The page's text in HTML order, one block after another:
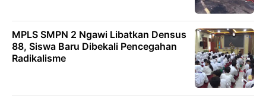
MPLS SMPN 2 Ngawi Libatkan Densus
88, Siswa Baru Dibekali Pencegahan
Radikalisme